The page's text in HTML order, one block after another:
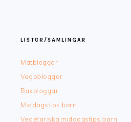
LISTOR/SAMLINGAR
Matbloggar
Vegobloggar
Bakbloggar
Middagstips barn
Vegetariska middagstips barn